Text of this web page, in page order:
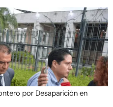
por Desaparición en